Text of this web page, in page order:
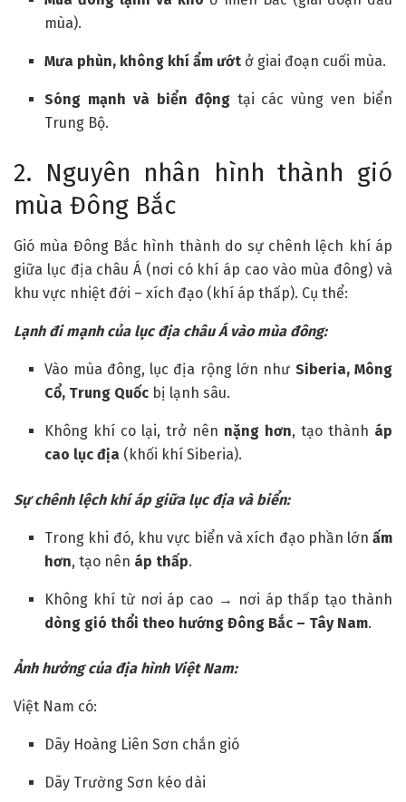
mùa).
Mưa phùn, không khí ẩm ướt ở giai đoạn cuối mùa.
Sóng mạnh và biển độngtại các vùng ven biển
Trung Bộ.
2. Nguyên nhân hình thành gió
mùa Đông Bắc
Gió mùa Đông Bắc hình thành do sự chênh lệch khí áp
giữa lục địa châu Á (nơi có khí áp cao vào mùa đông) và
khu vực nhiệt đới – xích đạo (khí áp thấp). Cụ thể:
Lạnh đi mạnh của lục địa châu Á vào mùa đông:
Vào mùa đông, lục địa rộng lớn như Siberia, Mông
Cổ, Trung Quốc bị lạnh sâu.
Không khí co lại, trở nên nặng hơn, tạo thành áp
cao lục địa (khối khí Siberia).
Sự chênh lệch khí áp giữa lục địa và biển:
Trong khi đó, khu vực biển và xích đạo phần lớn ấm
hơn, tạo nên áp thấp.
Không khí từ nơi áp cao → nơi áp thấp tạo thành
dòng gió thổi theo hướng Đông Bắc – Tây Nam.
Ảnh hưởng của địa hình Việt Nam:
Việt Nam có:
Dãy Hoàng Liên Sơn chắn gió
Dãy Trường Sơn kéo dài